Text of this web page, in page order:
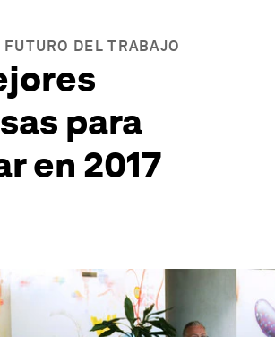
DEL TRABAJO
para
en 2017